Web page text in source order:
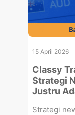
15 April 2026
Classy
Strategi
Justru
Strategi